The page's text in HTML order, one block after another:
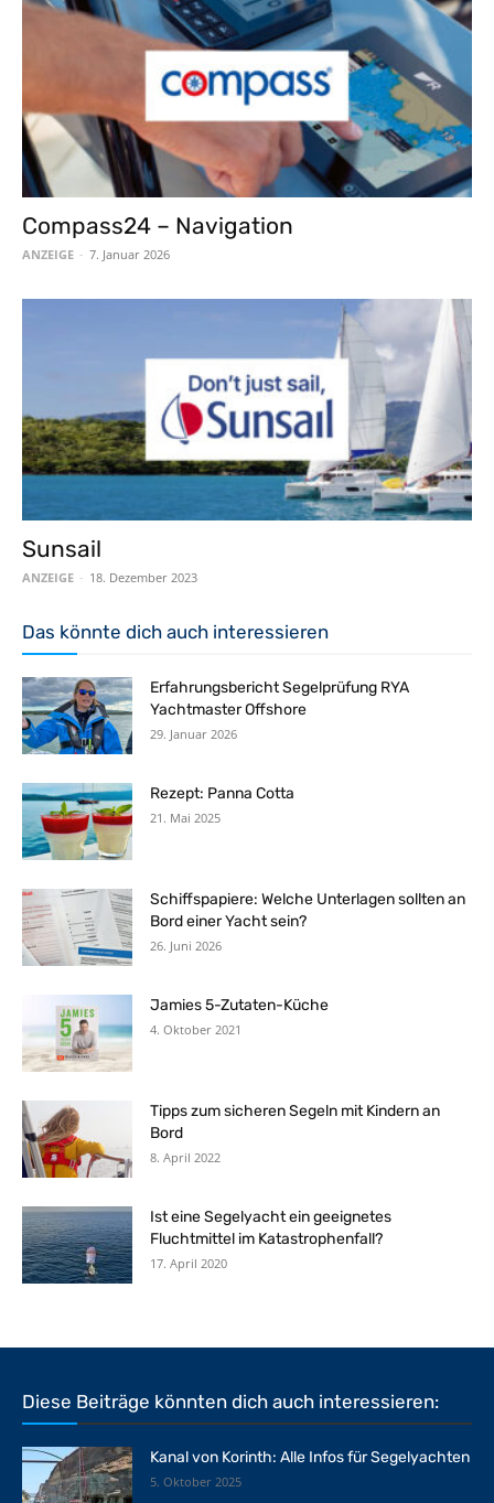
Compass24 – Navigation
ANZEIGE - 7. Januar 2026
Sunsail
ANZEIGE - 18. Dezember 2023
Das könnte dich auch interessieren
Erfahrungsbericht Segelprüfung RYA
Yachtmaster Offshore
29. Januar 2026
Rezept: Panna Cotta
21. Mai 2025
Schiffspapiere: Welche Unterlagen sollten an
Bord einer Yacht sein?
26. Juni 2026
Jamies 5-Zutaten-Küche
4. Oktober 2021
Tipps zum sicheren Segeln mit Kindern an
Bord
8. April 2022
Ist eine Segelyacht ein geeignetes
Fluchtmittel im Katastrophenfall?
17. April 2020
Diese Beiträge könnten dich auch interessieren:
Kanal von Korinth: Alle Infos für Segelyachten
5. Oktober 2025